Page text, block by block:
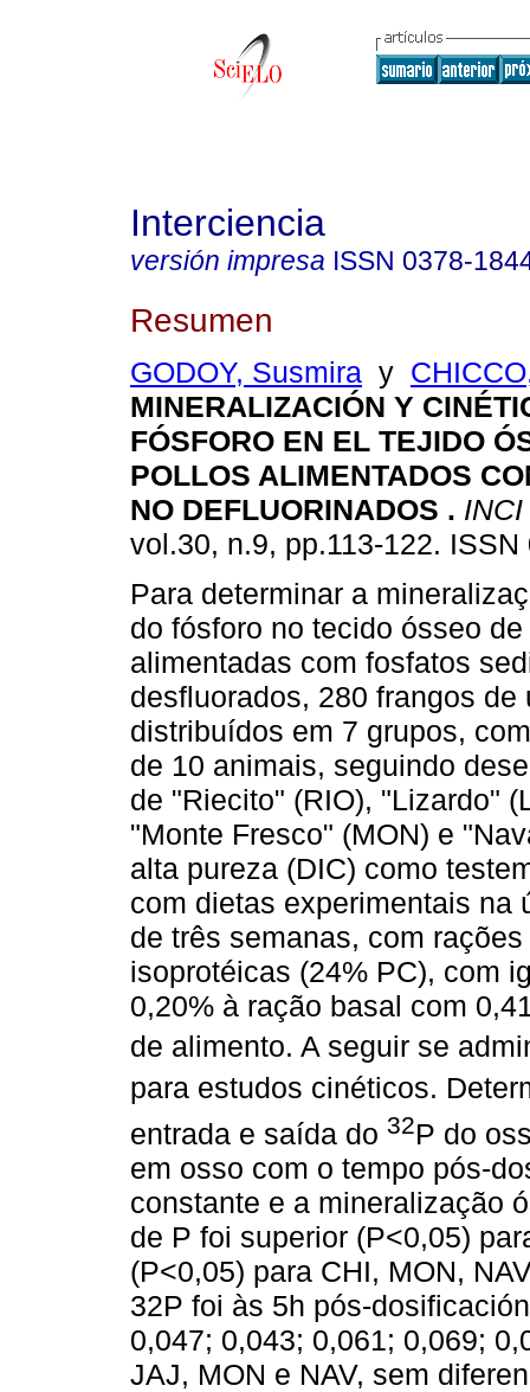
Interciencia
versión impresa ISSN 0378-
Resumen
GODOY, Susmira y
MINERALIZACIÓN Y
FÓSFORO EN EL TEJIDO
POLLOS ALIMENTADOS
NO DEFLUORINADOS . INCI
vol.30, n.9, pp.113-122. ISSN
Para determinar a
do fósforo no tecido ósseo
alimentadas com fosfatos
desfluorados, 280 frangos de
distribuídos em 7 grupos,
de 10 animais, seguindo
de "Riecito" (RIO), "Lizardo"
"Monte Fresco" (MON) e
alta pureza (DIC) como
com dietas experimentais na
de três semanas, com
isoprotéicas (24% PC), com
0,20% à ração basal com
de alimento. A seguir se
para estudos cinéticos.
entrada e saída do 32P do
em osso com o tempo pós-
constante e a mineralização
de P foi superior (P<0,05)
(P<0,05) para CHI, MON,
32P foi às 5h pós-
0,047; 0,043; 0,061; 0,069;
JAJ, MON e NAV, sem